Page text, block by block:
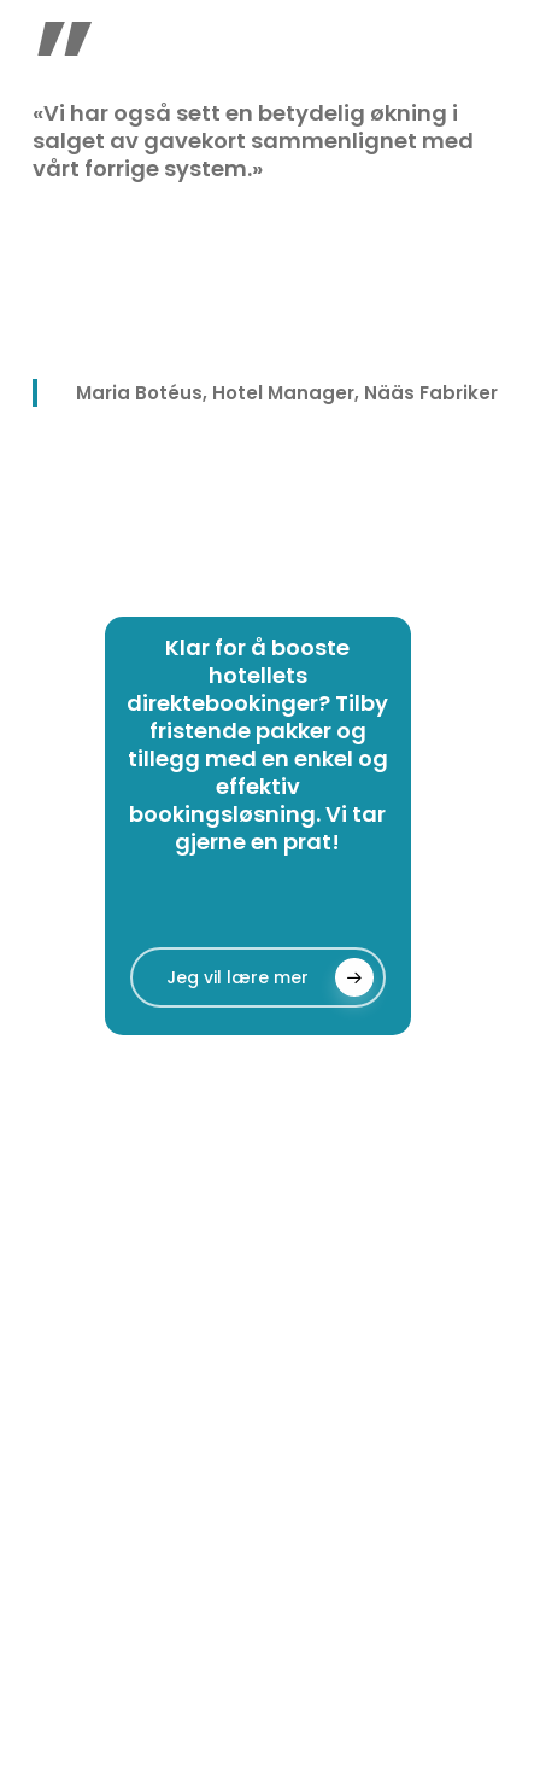
”
«Vi har også sett en betydelig økning i
salget av gavekort sammenlignet med
vårt forrige system.»
Maria Botéus, Hotel Manager, Nääs Fabriker
Klar for å booste
hotellets
direktebookinger? Tilby
fristende pakker og
tillegg med en enkel og
effektiv
bookingsløsning. Vi tar
gjerne en prat!
Jeg vil lære mer